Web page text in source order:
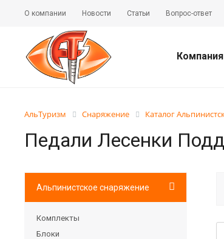
О компании Новости Статьи Вопрос-ответ
Компания
АльТуризм Снаряжение Каталог
Педали Лесенки
Альпинистское снаряжение
Комплекты
Блоки